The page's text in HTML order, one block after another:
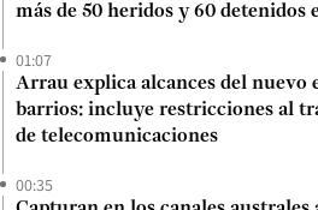
más de 50 heridos y 60 detenidos
01:07
Arrau explica alcances del nuevo
barrios: incluye restricciones al
de telecomunicaciones
00:35